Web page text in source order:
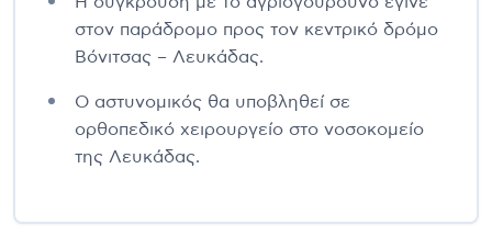
στον παράδρομο προς τον κεντρικό δρόμο
Βόνιτσας – Λευκάδας.
Ο αστυνομικός θα υποβληθεί σε
ορθοπεδικό χειρουργείο στο νοσοκομείο
της Λευκάδας.